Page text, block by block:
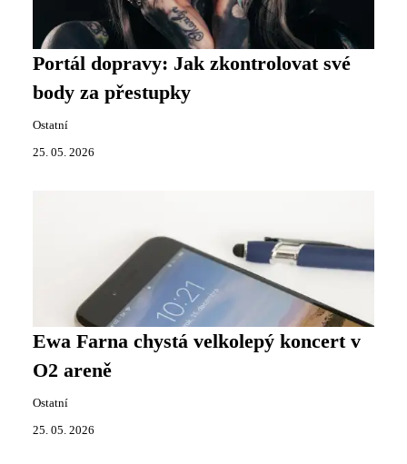
Portál dopravy: Jak zkontrolovat své
body za přestupky
Ostatní
25. 05. 2026
Ewa Farna chystá velkolepý koncert v
O2 areně
Ostatní
25. 05. 2026